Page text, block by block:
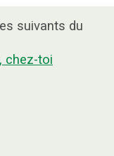
suivants du
chez-toi